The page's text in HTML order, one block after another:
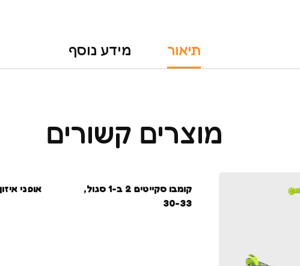
תיאור מידע נוסף
מוצרים קשורים
קומבו סקייטים 2 ב-1 סגול,
30-33
אופני איזון EVA – שחור